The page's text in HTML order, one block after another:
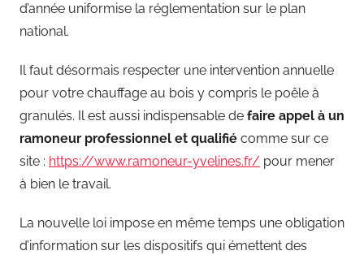
d’année uniformise la réglementation sur le plan
national.
Il faut désormais respecter une intervention annuelle
pour votre chauffage au bois y compris le poêle à
granulés. Il est aussi indispensable de faire appel à un
ramoneur professionnel et qualifié comme sur ce
site : https://www.ramoneur-yvelines.fr/ pour mener
à bien le travail.
La nouvelle loi impose en même temps une obligation
d’information sur les dispositifs qui émettent des